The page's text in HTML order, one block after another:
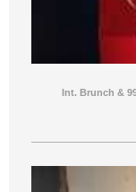
Int. Brunch &